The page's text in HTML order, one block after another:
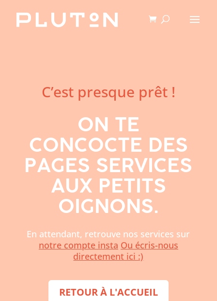
C’est presque prêt !
ON TE
CONCOCTE DES
PAGES SERVICES
AUX PETITS
OIGNONS.
En attendant, retrouve nos services sur
notre compte insta Ou écris-nous
directement ici :)
RETOUR À L'ACCUEIL